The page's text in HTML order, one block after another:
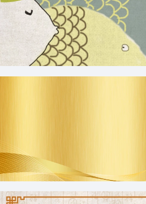
金色金属拉丝质感简约背景